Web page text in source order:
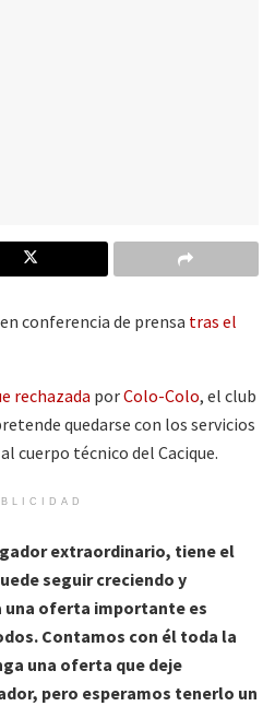
conferencia de prensa tras el
rechazada porColo-Colo, el club
quedarse con los servicios
cuerpo técnico del Cacique.
extraordinario, tiene el
seguir creciendo y
una oferta importante es
Contamos con él toda la
una oferta que deje
pero esperamos tenerlo un